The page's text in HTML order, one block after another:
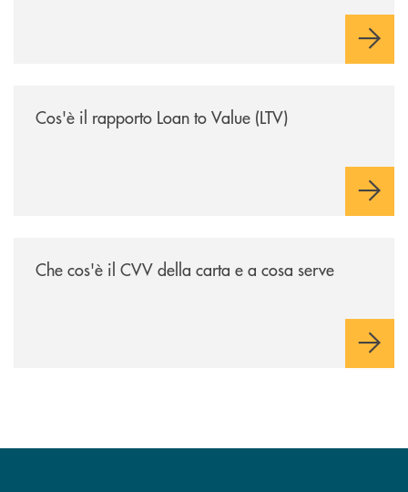
Cos'è il rapporto Loan to Value (LTV)
Che cos'è il CVV della carta e a cosa serve